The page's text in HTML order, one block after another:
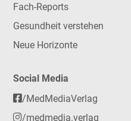
Fach-Reports
Gesundheit verstehen
Neue Horizonte
Social Media
/MedMediaVerlag
/medmedia.verlag